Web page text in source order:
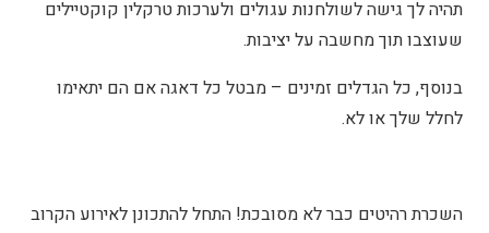
תהיה לך גישה לשולחנות עגולים ולערכות טרקלין קוקטיילים
שעוצבו תוך מחשבה על יציבות.
בנוסף, כל הגדלים זמינים – מבטל כל דאגה אם הם יתאימו
לחלל שלך או לא.
השכרת רהיטים כבר לא מסובכת! התחל להתכונן לאירוע הקרוב